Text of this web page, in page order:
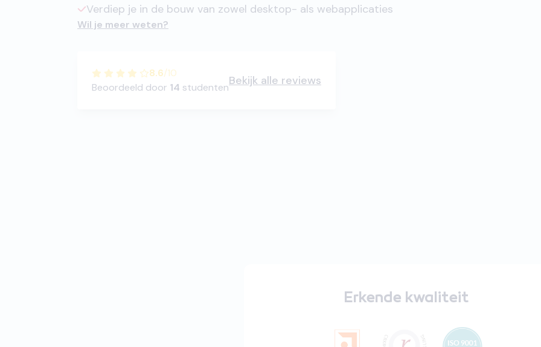
Verdiep je in de bouw van zowel desktop- als webapplicaties
Wil je meer weten?
8.6/10
Beoordeeld door 14 studentenBekijk alle reviews
Erkende kwaliteit